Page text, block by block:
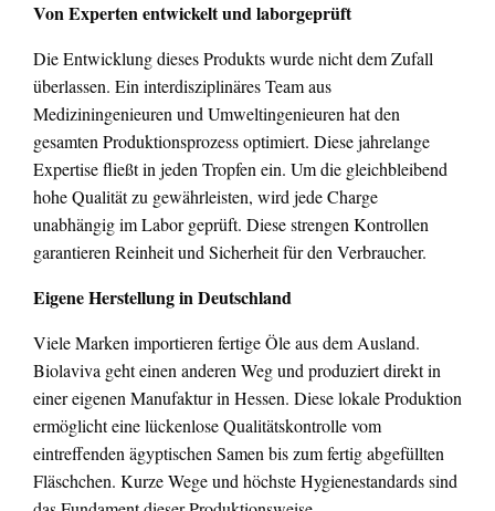
Von Experten entwickelt und laborgeprüft
Die Entwicklung dieses Produkts wurde nicht dem Zufall
überlassen. Ein interdisziplinäres Team aus
Mediziningenieuren und Umweltingenieuren hat den
gesamten Produktionsprozess optimiert. Diese jahrelange
Expertise fließt in jeden Tropfen ein. Um die gleichbleibend
hohe Qualität zu gewährleisten, wird jede Charge
unabhängig im Labor geprüft. Diese strengen Kontrollen
garantieren Reinheit und Sicherheit für den Verbraucher.
Eigene Herstellung in Deutschland
Viele Marken importieren fertige Öle aus dem Ausland.
Biolaviva geht einen anderen Weg und produziert direkt in
einer eigenen Manufaktur in Hessen. Diese lokale Produktion
ermöglicht eine lückenlose Qualitätskontrolle vom
eintreffenden ägyptischen Samen bis zum fertig abgefüllten
Fläschchen. Kurze Wege und höchste Hygienestandards sind